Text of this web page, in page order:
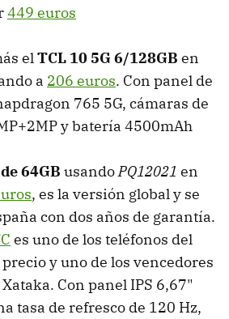
449 euros
elTCL 10 5G 6/128GB en
a 206 euros. Con panel de
765 5G, cámaras de
y batería 4500mAh
64GB usandoPQ12021 en
, es la versión global y se
con dos años de garantía.
es uno de los teléfonos del
y uno de los vencedores
Con panel IPS 6,67"
tasa de refresco de 120 Hz,